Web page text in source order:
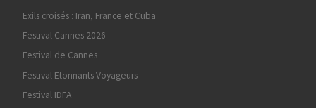
Exils croisés : Iran, France et Cuba
Festival Cannes 2026
Festival de Cannes
Festival Etonnants Voyageurs
Festival IDFA